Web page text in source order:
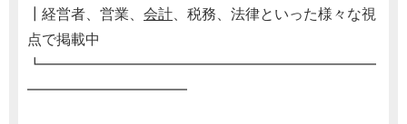
┃経営者、営業、 会計、税務、法律といった様々な視
点で掲載中
┗━━━━━━━━━━━━━━━━━━━━━━━
━━━━━━━━━━━